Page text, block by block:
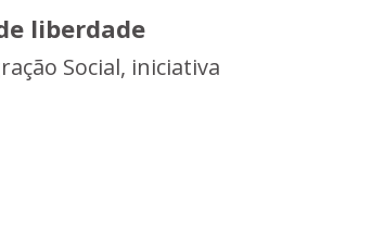
liberdade
Social, iniciativa